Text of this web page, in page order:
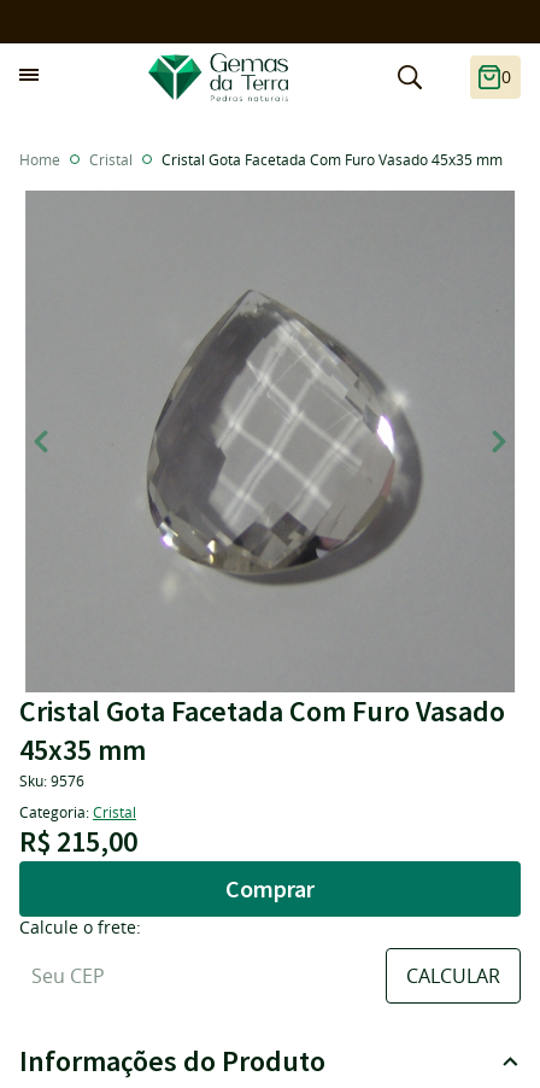
0
Home Cristal Cristal Gota Facetada Com Furo Vasado 45x35 mm
Cristal Gota Facetada Com Furo Vasado
45x35 mm
Sku:9576
Categoria:Cristal
R$ 215,00
Comprar
Calcule o frete:
Informações do Produto